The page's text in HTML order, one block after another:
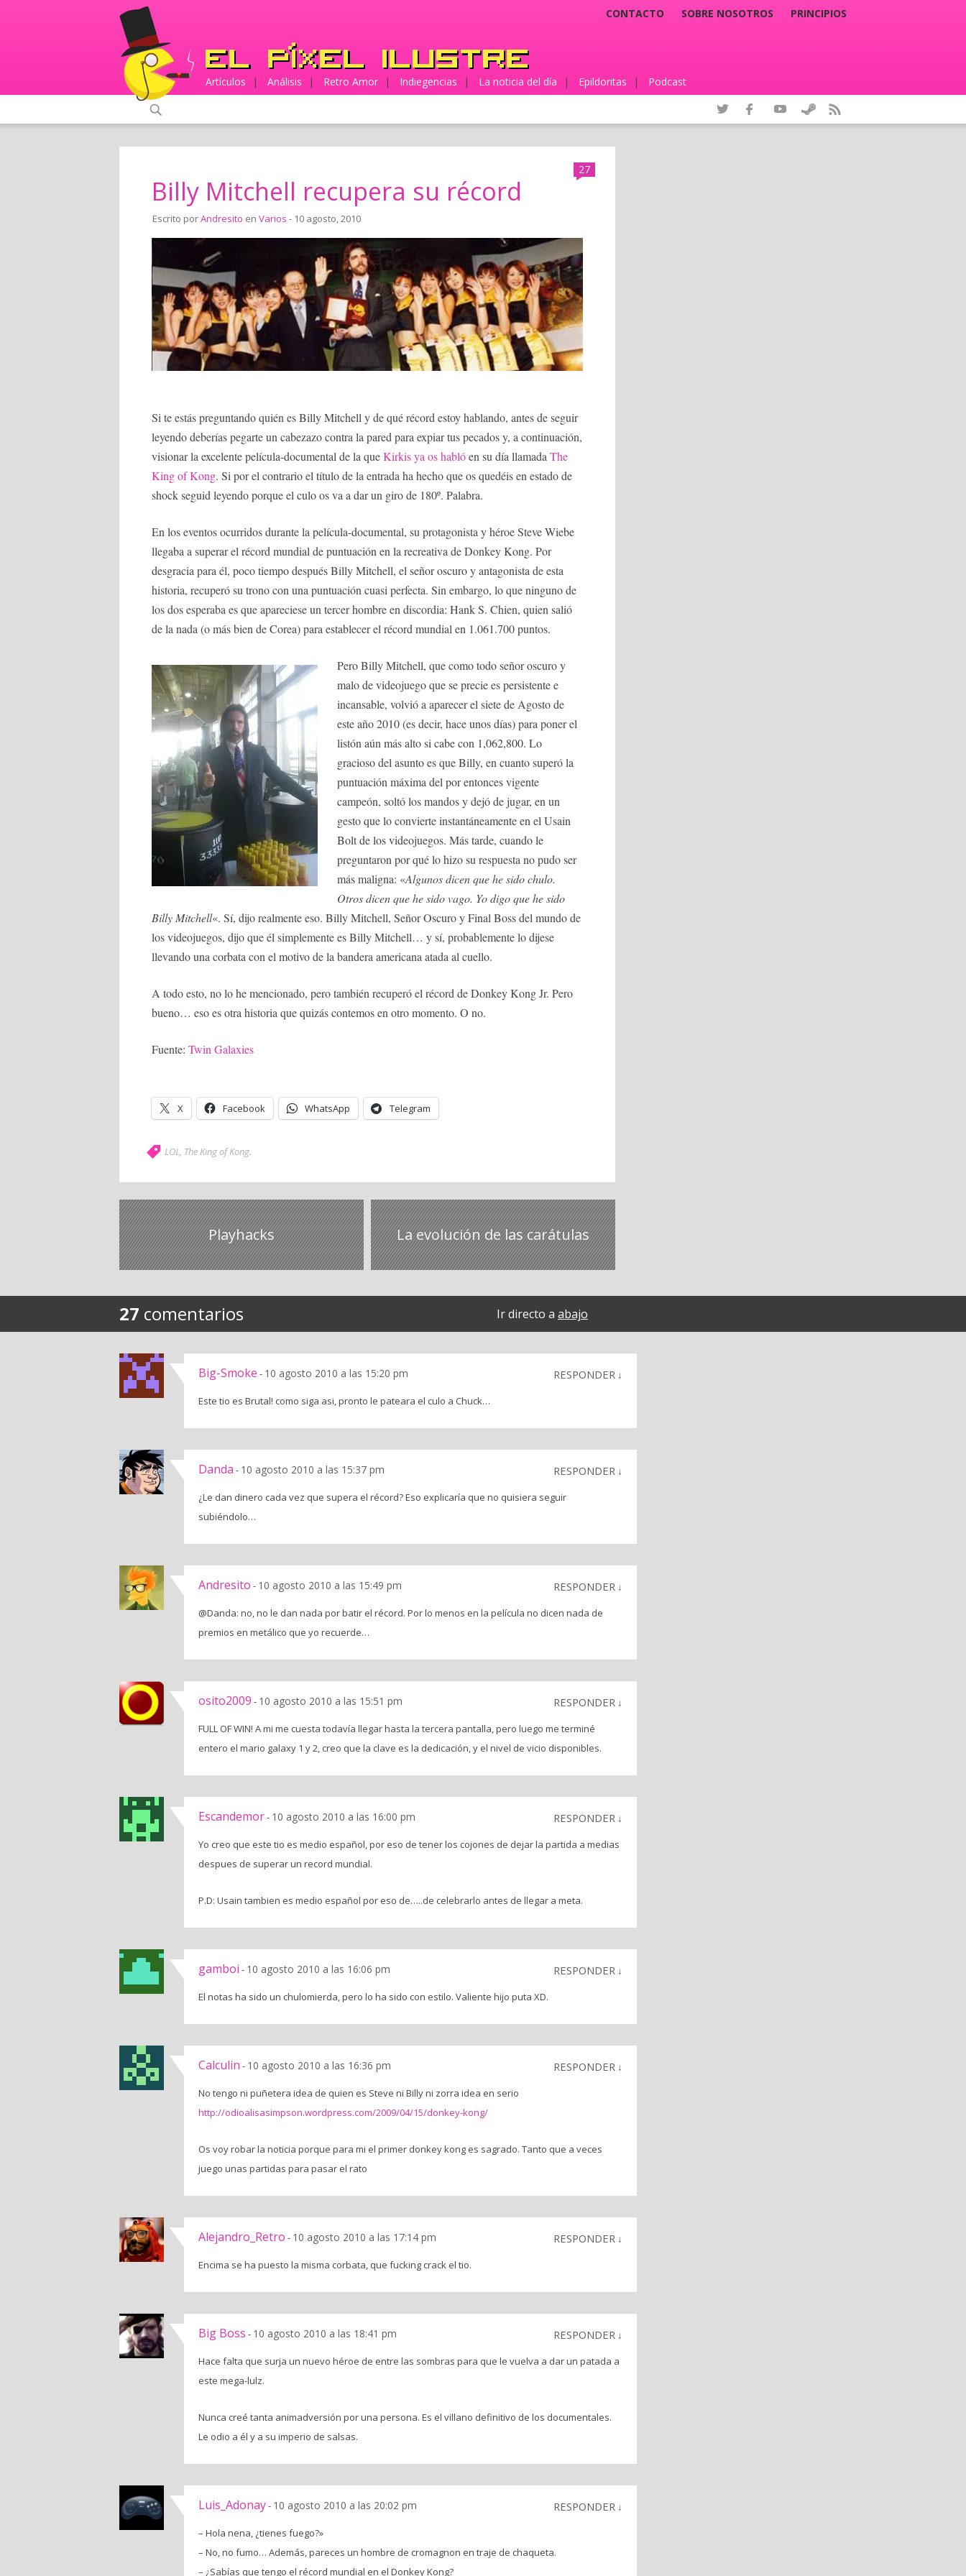
CONTACTO SOBRE NOSOTROS PRINCIPIOS
Artículos | Análisis | Retro Amor | Indiegencias | La noticia del día | Epildoritas | Podcast
27
Billy Mitchell recupera su récord
Escrito porAndresito en Varios - 10 agosto, 2010
Si te estás preguntando quién es Billy Mitchell y de qué récord estoy hablando, antes de seguir
leyendo deberías pegarte un cabezazo contra la pared para expiar tus pecados y, a continuación,
visionar la excelente película-documental de la queKirkis ya os hablóen su día llamada The
King of Kong. Si por el contrario el título de la entrada ha hecho que os quedéis en estado de
shock seguid leyendo porque el culo os va a dar un giro de 180º. Palabra.
En los eventos ocurridos durante la película-documental, su protagonista y héroe Steve Wiebe
llegaba a superar el récord mundial de puntuación en la recreativa de Donkey Kong. Por
desgracia para él, poco tiempo después Billy Mitchell, el señor oscuro y antagonista de esta
historia, recuperó su trono con una puntuación cuasi perfecta. Sin embargo, lo que ninguno de
los dos esperaba es que apareciese un tercer hombre en discordia: Hank S. Chien, quien salió
de la nada (o más bien de Corea) para establecer el récord mundial en 1.061.700 puntos.
Pero Billy Mitchell, que como todo señor oscuro y
malo de videojuego que se precie es persistente e
incansable, volvió a aparecer el siete de Agosto de
este año 2010 (es decir, hace unos días) para poner el
listón aún más alto si cabe con 1,062,800. Lo
gracioso del asunto es que Billy, en cuanto superó la
puntuación máxima del por entonces vigente
campeón, soltó los mandos y dejó de jugar, en un
gesto que lo convierte instantáneamente en el Usain
Bolt de los videojuegos. Más tarde, cuando le
preguntaron por qué lo hizo su respuesta no pudo ser
más maligna: «Algunos dicen que he sido chulo.
Otros dicen que he sido vago. Yo digo que he sido
Billy Mitchell«. Sí, dijo realmente eso. Billy Mitchell, Señor Oscuro y Final Boss del mundo de
los videojuegos, dijo que él simplemente es Billy Mitchell… y sí, probablemente lo dijese
llevando una corbata con el motivo de la bandera americana atada al cuello.
A todo esto, no lo he mencionado, pero también recuperó el récord de Donkey Kong Jr. Pero
bueno… eso es otra historia que quizás contemos en otro momento. O no.
Fuente: Twin Galaxies
X Facebook WhatsApp Telegram
LOL, The King of Kong.
Playhacks La evolución de las carátulas
27 comentarios Ir directo a abajo
Big-Smoke - 10 agosto 2010 a las 15:20 pm RESPONDER ↓
Este tio es Brutal! como siga asi, pronto le pateara el culo a Chuck…
Danda - 10 agosto 2010 a las 15:37 pm RESPONDER ↓
¿Le dan dinero cada vez que supera el récord? Eso explicaría que no quisiera seguir
subiéndolo…
Andresito - 10 agosto 2010 a las 15:49 pm RESPONDER ↓
@Danda: no, no le dan nada por batir el récord. Por lo menos en la película no dicen nada de
premios en metálico que yo recuerde…
osito2009 - 10 agosto 2010 a las 15:51 pm RESPONDER ↓
FULL OF WIN! A mi me cuesta todavía llegar hasta la tercera pantalla, pero luego me terminé
entero el mario galaxy 1 y 2, creo que la clave es la dedicación, y el nivel de vicio disponibles.
Escandemor- 10 agosto 2010 a las 16:00 pm RESPONDER ↓
Yo creo que este tio es medio español, por eso de tener los cojones de dejar la partida a medias
despues de superar un record mundial.
P.D: Usain tambien es medio español por eso de…..de celebrarlo antes de llegar a meta.
gamboi - 10 agosto 2010 a las 16:06 pm RESPONDER ↓
El notas ha sido un chulomierda, pero lo ha sido con estilo. Valiente hijo puta XD.
Calculin - 10 agosto 2010 a las 16:36 pm RESPONDER ↓
No tengo ni puñetera idea de quien es Steve ni Billy ni zorra idea en serio
http://odioalisasimpson.wordpress.com/2009/04/15/donkey-kong/
Os voy robar la noticia porque para mi el primer donkey kong es sagrado. Tanto que a veces
juego unas partidas para pasar el rato
Alejandro_Retro - 10 agosto 2010 a las 17:14 pm RESPONDER ↓
Encima se ha puesto la misma corbata, que fucking crack el tio.
Big Boss - 10 agosto 2010 a las 18:41 pm RESPONDER ↓
Hace falta que surja un nuevo héroe de entre las sombras para que le vuelva a dar un patada a
este mega-lulz.
Nunca creé tanta animadversión por una persona. Es el villano definitivo de los documentales.
Le odio a él y a su imperio de salsas.
Luis_Adonay- 10 agosto 2010 a las 20:02 pm RESPONDER ↓
– Hola nena, ¿tienes fuego?»
– No, no fumo… Además, pareces un hombre de cromagnon en traje de chaqueta.
– ¿Sabías que tengo el récord mundial en el Donkey Kong?